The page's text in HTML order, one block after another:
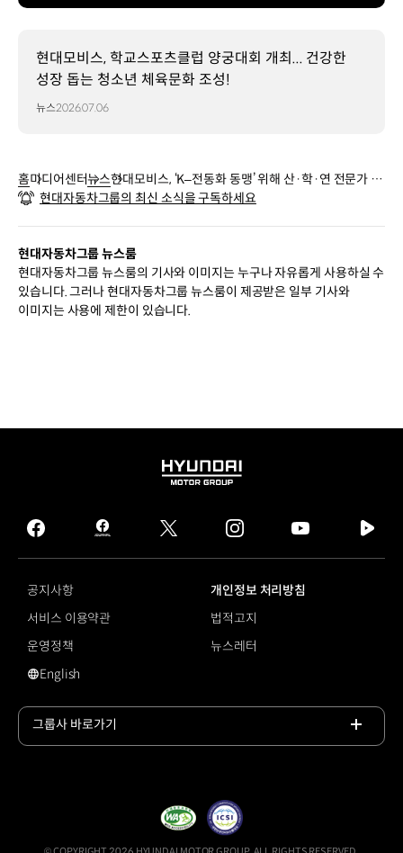
현대모비스, 학교스포츠클럽 양궁대회 개최... 건강한
성장 돕는 청소년 체육문화 조성!
뉴스2026.07.06
홈미디어센터뉴스현대모비스, ‘K–전동화 동맹’ 위해 산·학·연 전문가 모
았다!
현대자동차그룹의 최신 소식을 구독하세요
현대자동차그룹 뉴스룸
현대자동차그룹 뉴스룸의 기사와 이미지는 누구나 자유롭게 사용하실 수
있습니다. 그러나 현대자동차그룹 뉴스룸이 제공받은 일부 기사와
이미지는 사용에 제한이 있습니다.
HYUNDAI
GROUP
facebook
hmg
journal
twitter instagram
tv
공지사항
개인정보 처리방침
서비스 이용약관
법적고지
운영정책
뉴스레터
영문 사이트로 이동
English
그룹사 바로가기